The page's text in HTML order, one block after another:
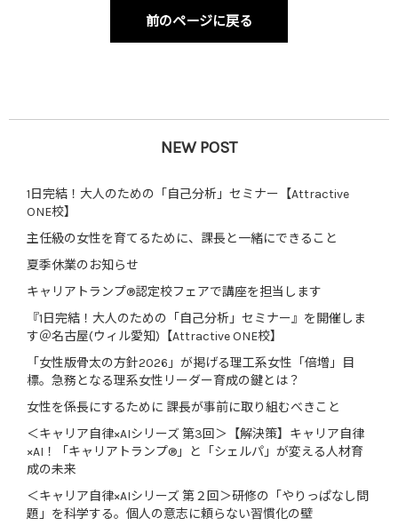
前のページに戻る
NEW POST
1日完結！大人のための「自己分析」セミナー【Attractive
ONE校】
主任級の女性を育てるために、課長と一緒にできること
夏季休業のお知らせ
キャリアトランプ®認定校フェアで講座を担当します
『1日完結！大人のための「自己分析」セミナー』を開催しま
す＠名古屋(ウィル愛知)【Attractive ONE校】
「女性版骨太の方針2026」が掲げる理工系女性「倍増」目
標。急務となる理系女性リーダー育成の鍵とは？
女性を係長にするために 課長が事前に取り組むべきこと
＜キャリア自律×AIシリーズ 第3回＞【解決策】キャリア自律
×AI！「キャリアトランプ®」と「シェルパ」が変える人材育
成の未来
＜キャリア自律×AIシリーズ 第２回＞研修の「やりっぱなし問
題」を科学する。個人の意志に頼らない習慣化の壁